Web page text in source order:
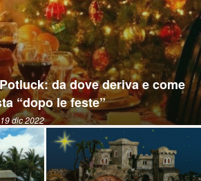
da dove deriva e come
“dopo le feste”
dic 2022